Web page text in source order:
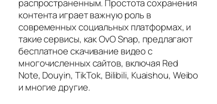
распространенным. Простота сохранения
контента играет важную роль в
современных социальных платформах, и
такие сервисы, как OvO Snap, предлагают
бесплатное скачивание видео с
многочисленных сайтов, включая Red
Note, Douyin, TikTok, Bilibili, Kuaishou, Weibo
и многие другие.